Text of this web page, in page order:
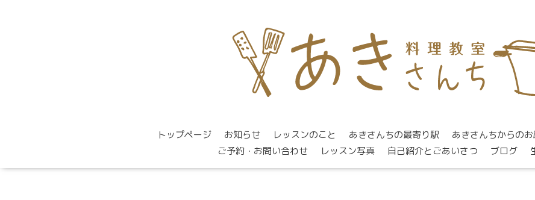
トップページ お知らせ レッスンのこと あきさんちの最寄り駅 あきさんちからの
ご予約・お問い合わせ
レッスン写真 自己紹介とごあいさつ ブログ